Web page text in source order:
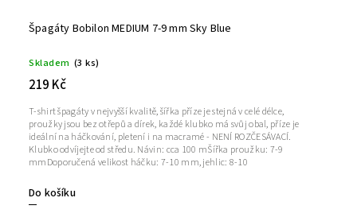
Špagáty Bobilon MEDIUM 7-9 mm Sky Blue
Skladem (3 ks)
219 Kč
Do košíku
T-shirt špagáty v nejvyšší kvalitě, šířka příze je stejná v celé délce,
proužky jsou bez otřepů a dírek, každé klubko má svůj obal, příze je
ideální na háčkování, pletení i na macramé - NENÍ ROZČESÁVACÍ.
Klubko odvíjejte od středu. Návin: cca 100 mŠířka proužku: 7-9
mmDoporučená velikost háčku: 7-10 mm, jehlic: 8-10